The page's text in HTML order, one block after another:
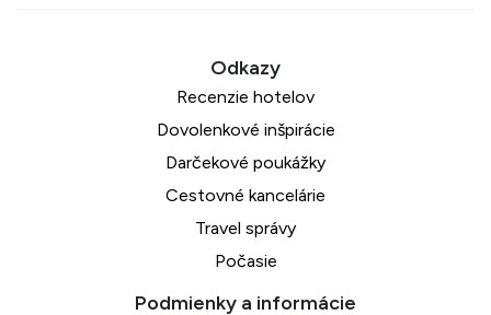
Recenzie hotelov
Dovolenkové inšpirácie
Darčekové poukážky
Cestovné kancelárie
Travel správy
Počasie